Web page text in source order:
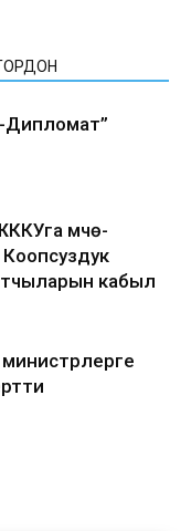
Дипломат”
мүчө-
кабыл